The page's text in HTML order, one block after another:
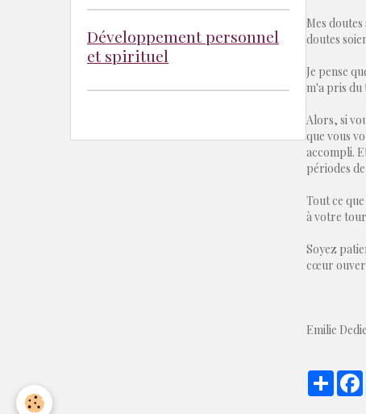
Mes
doutes
Je pense
m'a pris du
Alors, si
que vous
accompli.
périodes
Tout ce
à votre
Soyez
cœur
Emilie
Développement personnel
et spirituel